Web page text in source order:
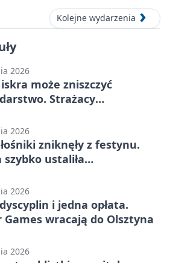
Kolejne wydarzenia
2026
może zniszczyć
Strażacy
2026
zniknęły z festynu.
szybko ustaliła
2026
i jedna opłata.
Games wracają do Olsztyna
2026